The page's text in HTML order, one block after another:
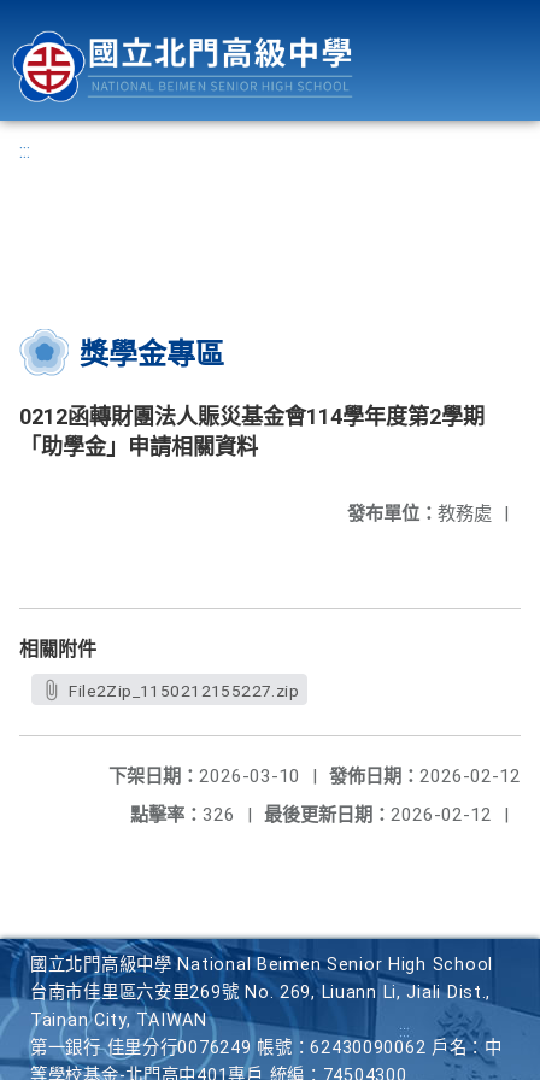
:::
獎學金專區
0212函轉財團法人賑災基金會114學年度第2學期
「助學金」申請相關資料
發布單位： 教務處 |
相關附件
File2Zip_1150212155227.zip
發佈日期： 2026-02-12
下架日期： 2026-03-10
|
最後更新日期： 2026-02-12 |
點擊率： 326 |
國立北門高級中學 National Beimen Senior High School
台南市佳里區六安里269號 No. 269, Liuann Li, Jiali Dist.,
Tainan City, TAIWAN
第一銀行 佳里分行0076249 帳號：62430090062 戶名：中
等學校基金-北門高中401專戶 統編：74504300